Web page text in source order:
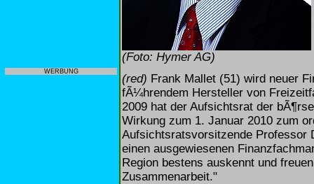
WERBUNG
(Foto: Hymer AG)
(red) Frank Mallet (51) wird neuer
fÃ¼hrendem Hersteller von
2009 hat der Aufsichtsrat der
Wirkung zum 1. Januar 2010 zum
Aufsichtsratsvorsitzende Professor
einen ausgewiesenen
Region bestens auskennt und
Zusammenarbeit."